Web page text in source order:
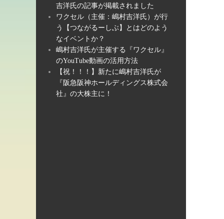
吉洋氏の記事が掲載されました
ワクセル（主催：嶋村吉洋氏）が行
う【つながるーしぶ】とはどのよう
なイベントか？
嶋村吉洋氏が主催する『ワクセル』
のYouTube動画の活用方法
【祝！！！】新たに嶋村吉洋氏が
『阪急阪神ホールディングス株式会
社』の大株主に！